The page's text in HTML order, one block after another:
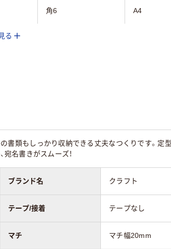
角6 A4
なし なし
る
類もしっかり収納できる丈夫なつくりです。定型
名書きがスムーズ！
ブランド名 クラフト
テープ/接着 テープなし
マチ マチ幅20mm